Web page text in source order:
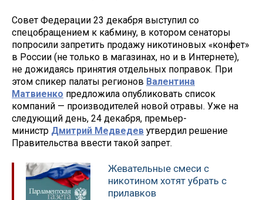
Совет Федерации 23 декабря выступил со
спецобращением к кабмину, в котором сенаторы
попросили запретить продажу никотиновых «конфет»
в России (не только в магазинах, но и в Интернете),
не дожидаясь принятия отдельных поправок. При
этом спикер палаты регионов Валентина
Матвиенко предложила опубликовать список
компаний — производителей новой отравы. Уже на
следующий день, 24 декабря, премьер-
министр Дмитрий Медведев утвердил решение
Правительства ввести такой запрет.
Жевательные смеси с
никотином хотят убрать с
прилавков